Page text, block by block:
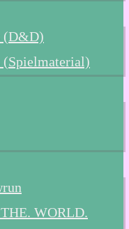
(D&D)
(Spielmaterial)
WORLD.